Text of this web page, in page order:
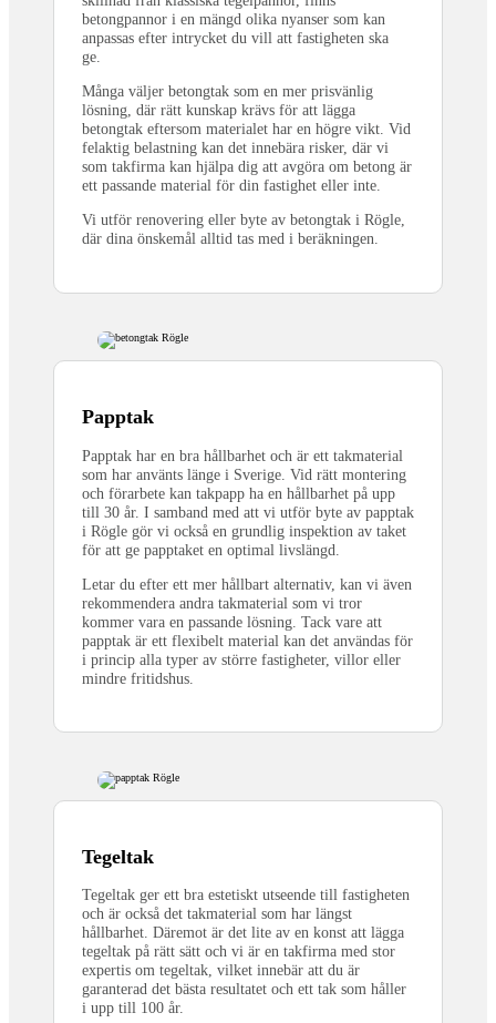
betongpannor i en mängd olika nyanser som kan
anpassas efter intrycket du vill att fastigheten ska
ge.
Många väljer betongtak som en mer prisvänlig
lösning, där rätt kunskap krävs för att lägga
betongtak eftersom materialet har en högre vikt. Vid
felaktig belastning kan det innebära risker, där vi
som takfirma kan hjälpa dig att avgöra om betong är
ett passande material för din fastighet eller inte.
Vi utför renovering eller byte av betongtak i Rögle,
där dina önskemål alltid tas med i beräkningen.
Papptak
Papptak har en bra hållbarhet och är ett takmaterial
som har använts länge i Sverige. Vid rätt montering
och förarbete kan takpapp ha en hållbarhet på upp
till 30 år. I samband med att vi utför byte av papptak
i Rögle gör vi också en grundlig inspektion av taket
för att ge papptaket en optimal livslängd.
Letar du efter ett mer hållbart alternativ, kan vi även
rekommendera andra takmaterial som vi tror
kommer vara en passande lösning. Tack vare att
papptak är ett flexibelt material kan det användas för
i princip alla typer av större fastigheter, villor eller
mindre fritidshus.
Tegeltak
Tegeltak ger ett bra estetiskt utseende till fastigheten
och är också det takmaterial som har längst
hållbarhet. Däremot är det lite av en konst att lägga
tegeltak på rätt sätt och vi är en takfirma med stor
expertis om tegeltak, vilket innebär att du är
garanterad det bästa resultatet och ett tak som håller
i upp till 100 år.